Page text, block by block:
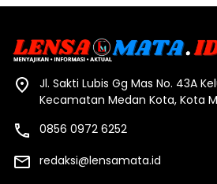
Jl. Sakti Lubis Gg Mas No. 43A
Kecamatan Medan Kota, Kota
0856 0972 6252
redaksi@lensamata.id